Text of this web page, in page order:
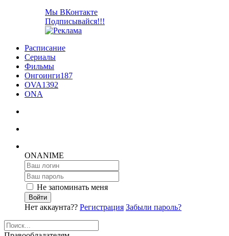
Мы ВКонтакте
Подписывайся!!!
Расписание
Сериалы
Фильмы
Онгоинги187
OVA1392
ONA
ONANIME
Не запоминать меня
Войти
Нет аккаунта?? Регистрация Забыли пароль?